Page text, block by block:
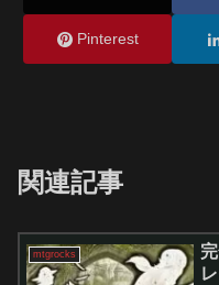
Pinterest
関連記事
mtgrocks